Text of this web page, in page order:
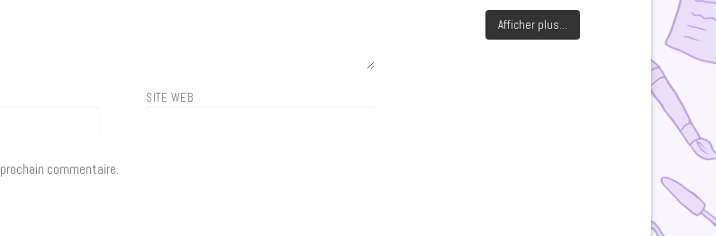
SITE WEB
commentaire.
Afficher plus...